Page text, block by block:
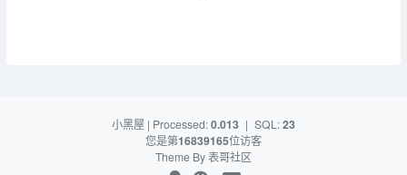
小黑屋 | Processed:0.013 | SQL:23
您是第16839165位访客
Theme By表哥社区